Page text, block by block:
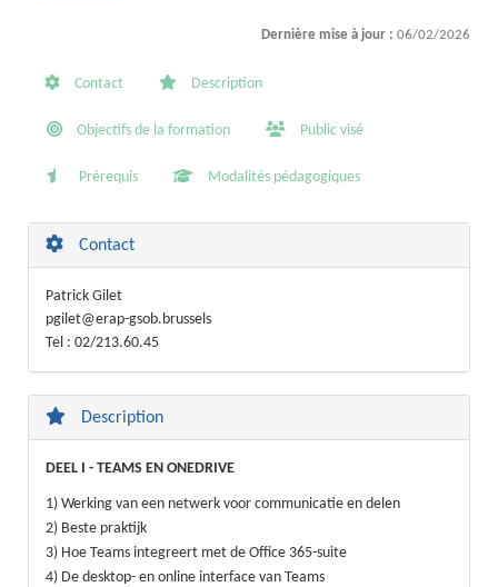
Dernière mise à jour : 06/02/2026
Contact Description
Objectifs de la formation Public visé
Prérequis Modalités pédagogiques
Contact
Patrick Gilet
pgilet@erap-gsob.brussels
Tel : 02/213.60.45
Description
DEEL I - TEAMS EN ONEDRIVE
1) Werking van een netwerk voor communicatie en delen
2) Beste praktijk
3) Hoe Teams integreert met de Office 365-suite
4) De desktop- en online interface van Teams